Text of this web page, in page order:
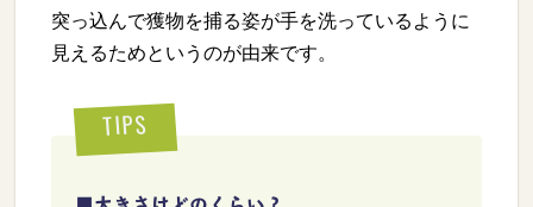
突っ込んで獲物を捕る姿が手を洗っているように
見えるためというのが由来です。
TIPS